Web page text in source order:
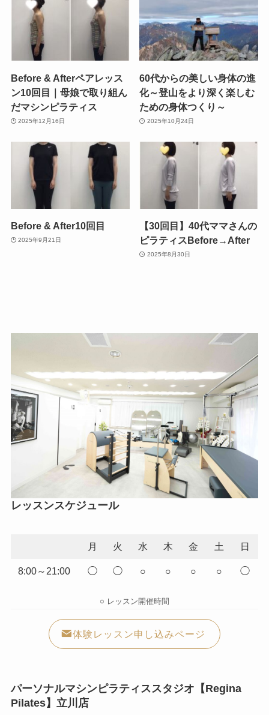
Before & Afterペアレッス
ン10回目｜母娘で取り組ん
だマシンピラティス
2025年12月16日
60代からの美しい身体の進
化～登山をより深く楽しむ
ための身体つくり～
2025年10月24日
Before & After10回目
2025年9月21日
【30回目】40代ママさんの
ピラティスBefore→After
2025年8月30日
レッスンスケジュール
月 火 水 木 金 土 日
8:00～21:00 ◯ ◯ ○ ○ ○ ○ ◯
○ レッスン開催時間
体験レッスン申し込みページ
パーソナルマシンピラティススタジオ【Regina
Pilates】立川店